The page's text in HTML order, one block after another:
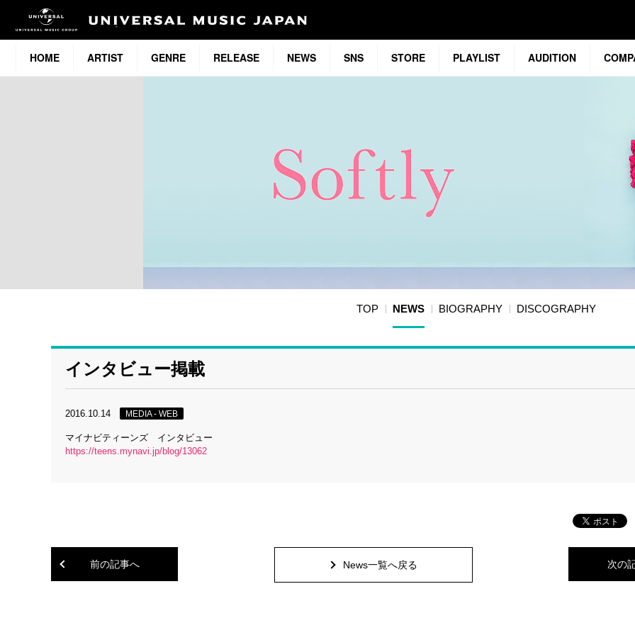
HOME ARTIST GENRE RELEASE NEWS SNS STORE PLAYLIST AUDITION
TOP NEWS BIOGRAPHY DISCOGRAPHY
インタビュー掲載
2016.10.14 MEDIA - WEB
マイナビティーンズ インタビュー
https://teens.mynavi.jp/blog/13062
前の記事へ 次の
News一覧へ戻る